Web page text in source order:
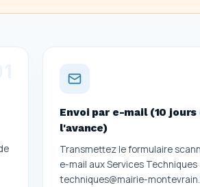
Envoi par e-mail (10 jours
l'avance)
Transmettez le formulaire
e-mail aux Services Techniques
techniques@mairie-